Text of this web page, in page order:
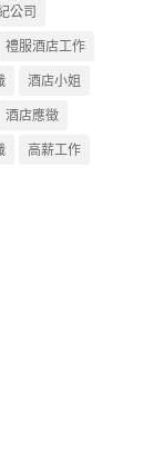
公司
禮服酒店工作
酒店小姐
酒店應徵
高薪工作